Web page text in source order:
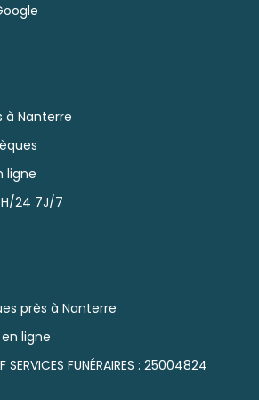
à Nanterre
ligne
24 7J/7
près à Nanterre
ligne
FUNÉRAIRES : 25004824